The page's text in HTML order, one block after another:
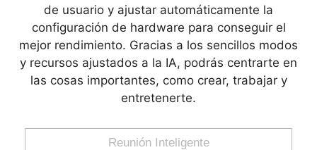
de usuario y ajustar automáticamente la
configuración de hardware para conseguir el
mejor rendimiento. Gracias a los sencillos modos
y recursos ajustados a la IA, podrás centrarte en
las cosas importantes, como crear, trabajar y
entretenerte.
Reunión Inteligente